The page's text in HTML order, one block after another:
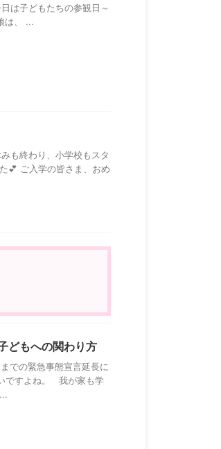
は子どもたちの参観日～
は、 ...
も終わり、小学校もスタ
💕 ご入学の皆さま、おめ
どもへの関わり方
での緊急事態宣言延長に
ですよね。 我が家も学